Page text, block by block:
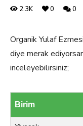
2.3K 0 0
Organik Yulaf
diye merak
inceleyebilirsiniz;
Birim